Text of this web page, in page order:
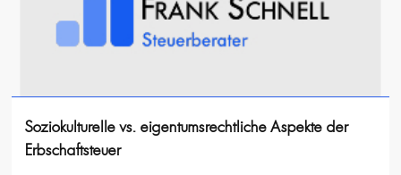
Soziokulturelle vs. eigentumsrechtliche Aspekte der
Erbschaftsteuer